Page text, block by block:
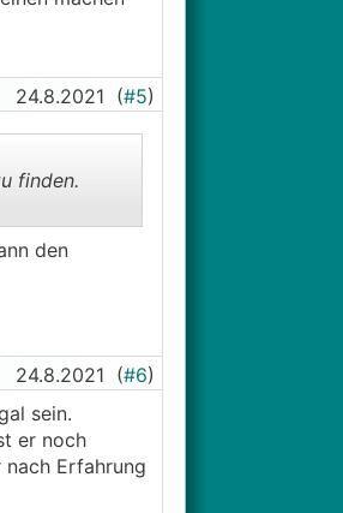
24.8.2021 (#5)
finden.
den
24.8.2021 (#6)
sein.
er noch
Erfahrung